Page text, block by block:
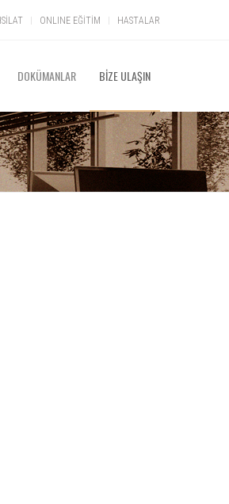
ONLINE EĞİTİM HASTALAR
DOKÜMANLAR BİZE ULAŞIN